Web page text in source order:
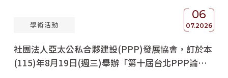
06
07.2026
學術活動
社團法人亞太公私合夥建設(PPP)發展協會，訂於本
(115)年8月19日(週三)舉辦「第十屆台北PPP論